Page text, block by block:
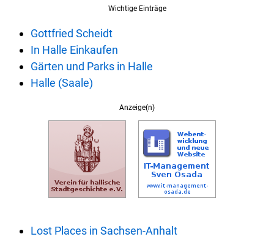
Wichtige Einträge
Gottfried Scheidt
In Halle Einkaufen
Gärten und Parks in Halle
Halle (Saale)
Anzeige(n)
Lost Places in Sachsen-Anhalt